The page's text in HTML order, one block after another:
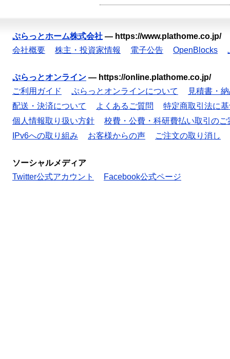
ぷらっとホーム株式会社 — https://www.plathome.co.jp/
会社概要
株主・投資家情報 電子公告 OpenBlocks
ぷらっとオンライン — https://online.plathome.co.jp/
ご利用ガイド
ぷらっとオンラインについて
見積書・
配送・決済について
よくあるご質問
特定商取引法に
個人情報取り扱い方針
校費・公費・科研費払い取引のご
IPv6への取り組み
お客様からの声 ご注文の取り消し
ソーシャルメディア
Twitter公式アカウント
Facebook公式ページ